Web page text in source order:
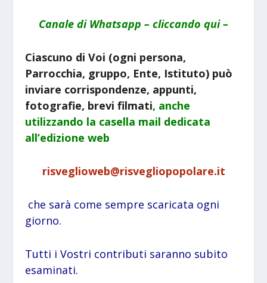
Canale di Whatsapp – cliccando qui –
Ciascuno di Voi (ogni persona,
Parrocchia, gruppo, Ente, Istituto) può
inviare corrispondenze, appunti,
fotografie, brevi filmati, anche
utilizzando la casella mail dedicata
all’edizione web
risveglioweb@risvegliopopolare.it
che sarà come sempre scaricata ogni
giorno.
Tutti i Vostri contributi saranno subito
esaminati.